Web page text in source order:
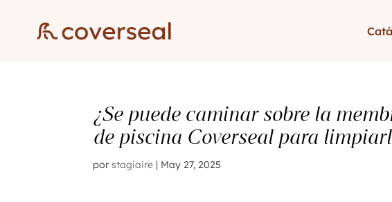
¿Se puede caminar sobre la
de piscina Coverseal para
porstagiaire | May 27, 2025